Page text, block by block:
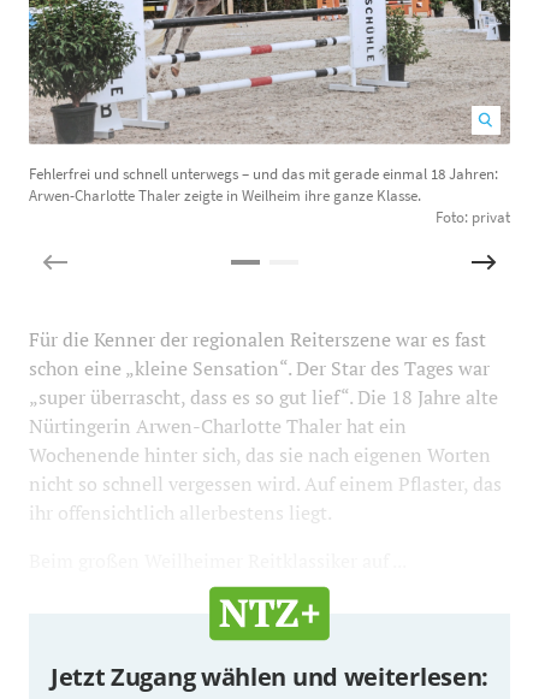
Fehlerfrei und schnell unterwegs – und das mit gerade einmal 18 Jahren:
Arwen-Charlotte Thaler zeigte in Weilheim ihre ganze Klasse.
Foto: privat
Für die Kenner der regionalen Reiterszene war es fast
schon eine „kleine Sensation“. Der Star des Tages war
„super überrascht, dass es so gut lief“. Die 18 Jahre alte
Nürtingerin Arwen-Charlotte Thaler hat ein
Wochenende hinter sich, das sie nach eigenen Worten
nicht so schnell vergessen wird. Auf einem Pflaster, das
ihr offensichtlich allerbestens liegt.
Jetzt Zugang wählen und weiterlesen: